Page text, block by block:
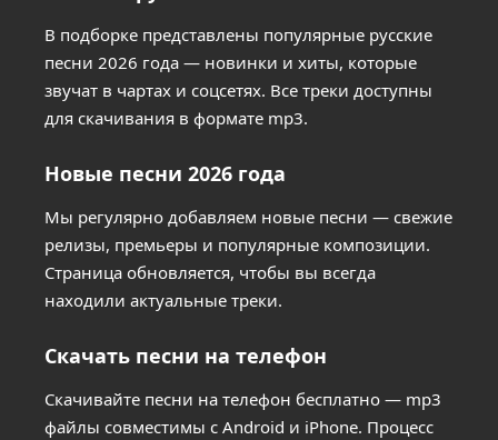
В подборке представлены популярные русские
песни 2026 года — новинки и хиты, которые
звучат в чартах и соцсетях. Все треки доступны
для скачивания в формате mp3.
Новые песни 2026 года
Мы регулярно добавляем новые песни — свежие
релизы, премьеры и популярные композиции.
Страница обновляется, чтобы вы всегда
находили актуальные треки.
Скачать песни на телефон
Скачивайте песни на телефон бесплатно — mp3
файлы совместимы с Android и iPhone. Процесс